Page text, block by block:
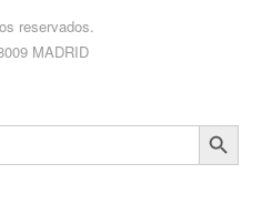
reservados.
MADRID
Botón de búsqueda